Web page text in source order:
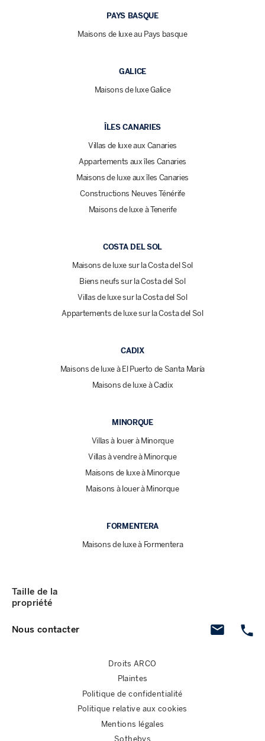
PAYS BASQUE
Maisons de luxe au Pays basque
GALICE
Maisons de luxe Galice
ÎLES CANARIES
Villas de luxe aux Canaries
Appartements aux îles Canaries
Maisons de luxe aux îles Canaries
Constructions Neuves Ténérife
Maisons de luxe à Tenerife
COSTA DEL SOL
Maisons de luxe sur la Costa del Sol
Biens neufs sur la Costa del Sol
Villas de luxe sur la Costa del Sol
Appartements de luxe sur la Costa del Sol
CADIX
Maisons de luxe à El Puerto de Santa María
Maisons de luxe à Cadix
MINORQUE
Villas à louer à Minorque
Villas à vendre à Minorque
Maisons de luxe à Minorque
Maisons à louer à Minorque
FORMENTERA
Maisons de luxe à Formentera
Nous contacter
Taille de la
propriété
Droits ARCO
Plaintes
Politique de confidentialité
Politique relative aux cookies
Mentions légales
Sothebys